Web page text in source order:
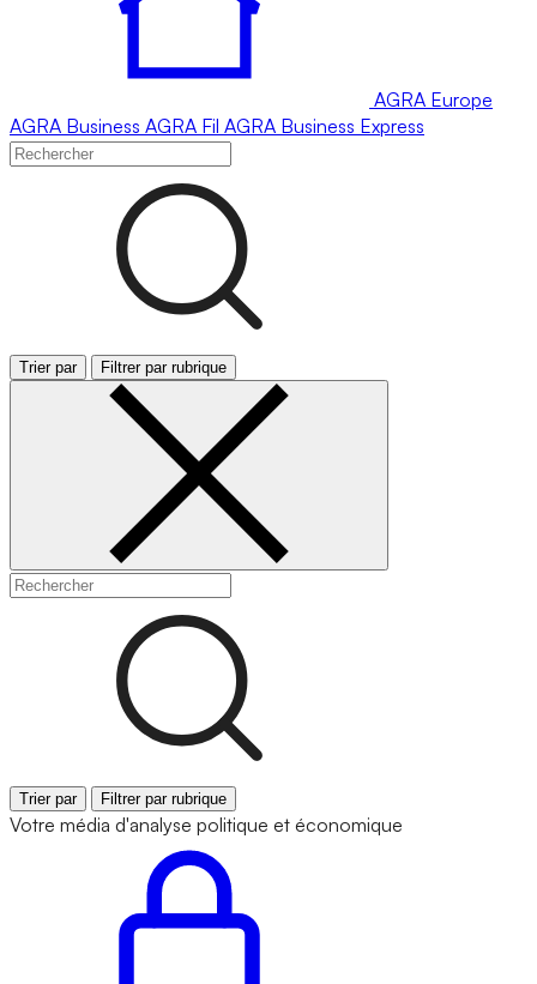
AGRA Europe
AGRA Business AGRA Fil AGRA Business Express
Trier par Filtrer par rubrique
Trier par Filtrer par rubrique
Votre média d'analyse politique et économique